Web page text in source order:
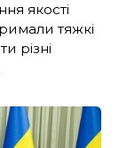
якості
тяжкі
різні